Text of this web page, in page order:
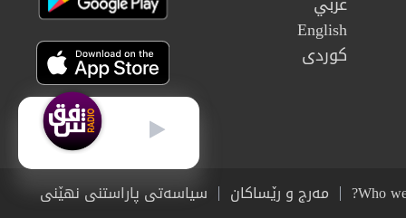
English
كوردى
Who مەرج و رێساکان سیاسەتی پاراستنی نهێنی
كوردى